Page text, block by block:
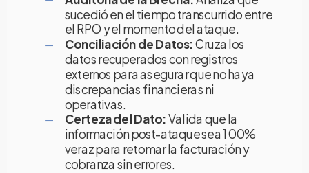
sucedió en el tiempo transcurrido entre
el RPO y el momento del ataque.
Conciliación de Datos:Cruza los
datos recuperados con registros
externos para asegurar que no haya
discrepancias financieras ni
operativas.
Certeza del Dato:Valida que la
información post-ataque sea 100%
veraz para retomar la facturación y
cobranza sin errores.